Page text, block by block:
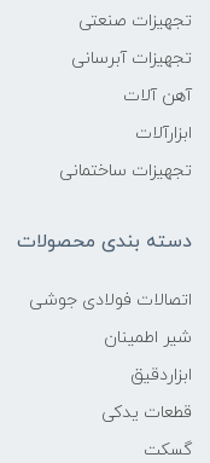
تجهیزات صنعتی
تجهیزات آبرسانی
آهن آلات
ابزارآلات
تجهیزات ساختمانی
دسته بندی محصولات
اتصالات فولادی جوشی
شیر اطمینان
ابزاردقیق
قطعات یدکی
گسکت